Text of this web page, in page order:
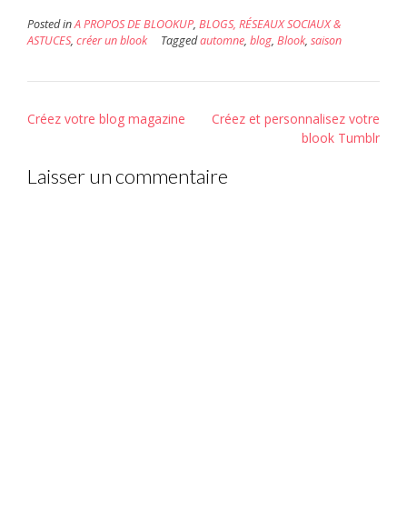
Posted inA PROPOS DE BLOOKUP, BLOGS, RÉSEAUX SOCIAUX &
ASTUCES, créer un blook Taggedautomne, blog, Blook, saison
Post
Créez votre blog magazine
Créez et personnalisez votre
blook Tumblr
Laisser un commentaire